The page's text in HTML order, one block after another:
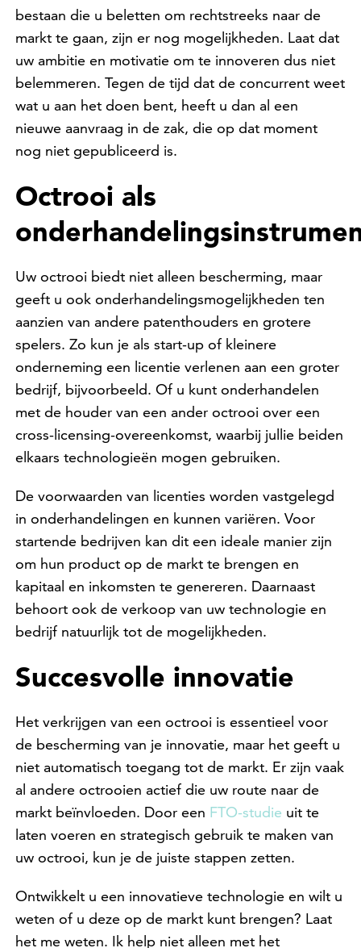
bestaan die u beletten om rechtstreeks naar de
markt te gaan, zijn er nog mogelijkheden. Laat dat
uw ambitie en motivatie om te innoveren dus niet
belemmeren. Tegen de tijd dat de concurrent weet
wat u aan het doen bent, heeft u dan al een
nieuwe aanvraag in de zak, die op dat moment
nog niet gepubliceerd is.
Octrooi als
Uw octrooi biedt niet alleen bescherming, maar
geeft u ook onderhandelingsmogelijkheden ten
aanzien van andere patenthouders en grotere
spelers. Zo kun je als start-up of kleinere
onderneming een licentie verlenen aan een groter
bedrijf, bijvoorbeeld. Of u kunt onderhandelen
met de houder van een ander octrooi over een
cross-licensing-overeenkomst, waarbij jullie beiden
elkaars technologieën mogen gebruiken.
De voorwaarden van licenties worden vastgelegd
in onderhandelingen en kunnen variëren. Voor
startende bedrijven kan dit een ideale manier zijn
om hun product op de markt te brengen en
kapitaal en inkomsten te genereren. Daarnaast
behoort ook de verkoop van uw technologie en
bedrijf natuurlijk tot de mogelijkheden.
Succesvolle innovatie
Het verkrijgen van een octrooi is essentieel voor
de bescherming van je innovatie, maar het geeft u
niet automatisch toegang tot de markt. Er zijn vaak
al andere octrooien actief die uw route naar de
markt beïnvloeden. Door een FTO-studie uit te
laten voeren en strategisch gebruik te maken van
uw octrooi, kun je de juiste stappen zetten.
Ontwikkelt u een innovatieve technologie en wilt u
weten of u deze op de markt kunt brengen? Laat
het me weten. Ik help niet alleen met het